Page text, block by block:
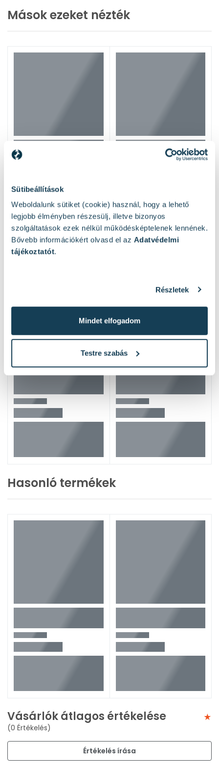
Sütibeállítások
Weboldalunk sütiket (cookie) használ, hogy a lehető
legjobb élményben részesülj, illetve bizonyos
szolgáltatások ezek nélkül működésképtelenek lennének.
Bővebb információkért olvasd el az Adatvédelmi
tájékoztatót.
Részletek
Mindet elfogadom
Testre szabás
Mások ezeket nézték
Mások ezeket nézték
Hasonló termékek
Vásárlók átlagos értékelése
(0 Értékelés)
Értékelés írása